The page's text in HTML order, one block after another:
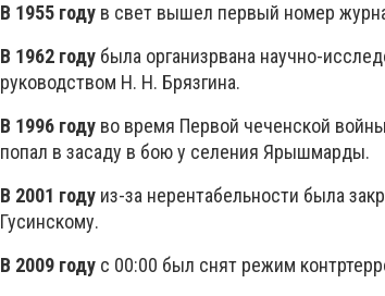
В 1955 году в свет вышел первый номер
В 1962 году была организрвана научно-
руководством Н. Н. Брязгина.
В 1996 году во время Первой чеченской
попал в засаду в бою у селения Ярышмарды.
В 2001 году из-за нерентабельности была
Гусинскому.
В 2009 году с 00:00 был снят режим